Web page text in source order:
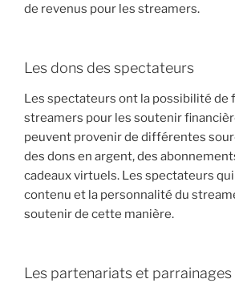
de revenus pour les streamers.
Les dons des spectateurs
Les spectateurs ont la possibilité de
streamers pour les soutenir
peuvent provenir de différentes
des dons en argent, des
cadeaux virtuels. Les spectateurs
contenu et la personnalité du
soutenir de cette manière.
Les partenariats et parrainages